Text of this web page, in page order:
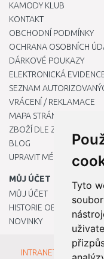
Tyto
KAMODY KLUB
KONTAKT
OBCHODNÍ PODMÍNKY
OCHRANA OSOBNÍCH
DÁRKOVÉ POUKAZY
ELEKTRONICKÁ
SEZNAM
VRÁCENÍ / REKLAMACE
MAPA STRÁNKY
ZBOŽÍ DLE ZNAČEK
BLOG
UPRAVIT MÉ PŘEDVOLBY
MŮJ ÚČET
MŮJ ÚČET
HISTORIE OBJEDNÁVEK
NOVINKY
INTRANET -